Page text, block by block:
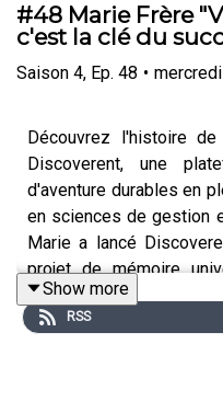
#48 Marie Frère
c'est la clé du
Saison 4, Ep. 48 •
Découvrez l'histoire
Discoverent, une
d'aventure durables en
en sciences de gestion
Marie a lancé
projet de mémoire
succès.
Sa passion pour la
Show more
RSS